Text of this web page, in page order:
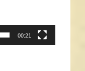
00:21